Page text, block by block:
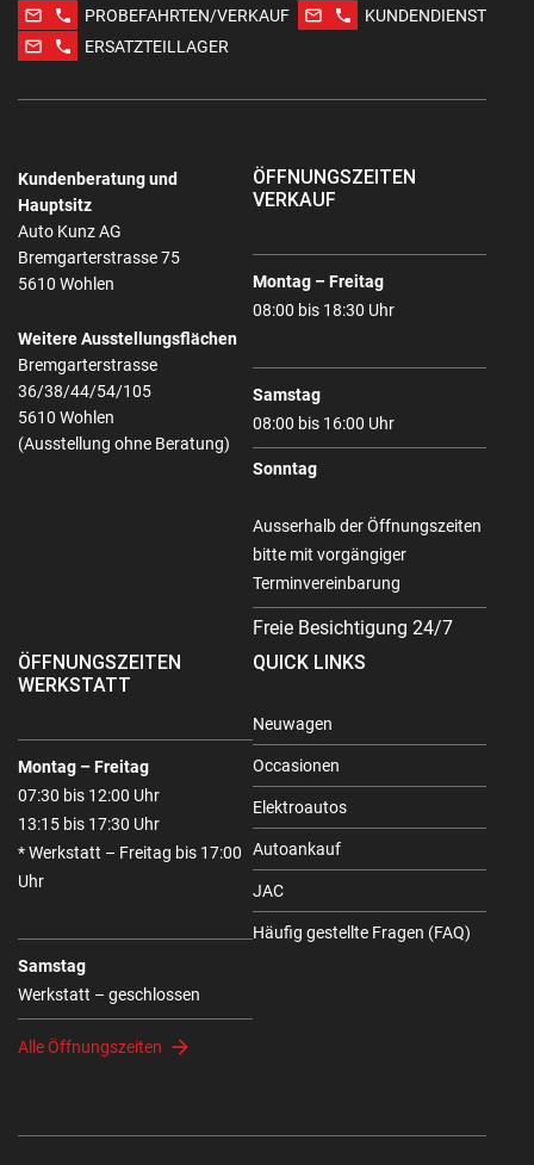
mail_outline phone PROBEFAHRTEN/VERKAUF mail_outline phone
KUNDENDIENST
mail_outline
phone ERSATZTEILLAGER
Kundenberatung und
Hauptsitz
Auto Kunz AG
Bremgarterstrasse 75
5610 Wohlen
Weitere Ausstellungsflächen
Bremgarterstrasse
36/38/44/54/105
5610 Wohlen
(Ausstellung ohne Beratung)
ÖFFNUNGSZEITEN
VERKAUF
Montag – Freitag
08:00 bis 18:30 Uhr
Samstag
08:00 bis 16:00 Uhr
Sonntag
Ausserhalb der Öffnungszeiten
bitte mit vorgängiger
Terminvereinbarung
Freie Besichtigung 24/7
ÖFFNUNGSZEITEN
WERKSTATT
Montag – Freitag
07:30 bis 12:00 Uhr
13:15 bis 17:30 Uhr
* Werkstatt – Freitag bis 17:00
Uhr
Samstag
Werkstatt – geschlossen
Alle Öffnungszeiten
QUICK LINKS
Neuwagen
Occasionen
Elektroautos
Autoankauf
JAC
Häufig gestellte Fragen (FAQ)